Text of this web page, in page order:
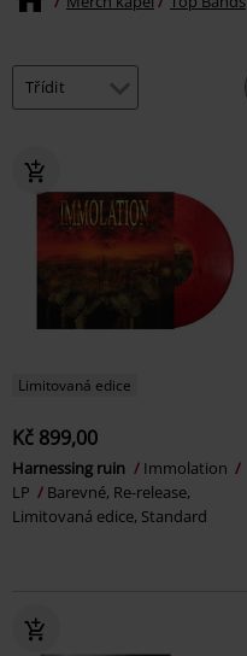
Limitovaná edice
Kč 899,00
Harnessing ruin
Immolation
LP
Barevné, Re-release,
Limitovaná edice, Standard